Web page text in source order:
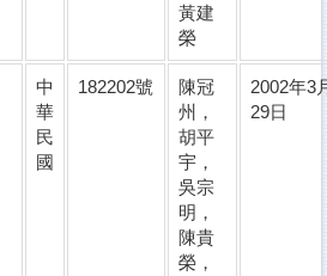
黃建
榮
中
華
民
國
182202號
陳冠
州，
胡平
宇，
吳宗
明，
陳貴
榮，
2002年3
29日